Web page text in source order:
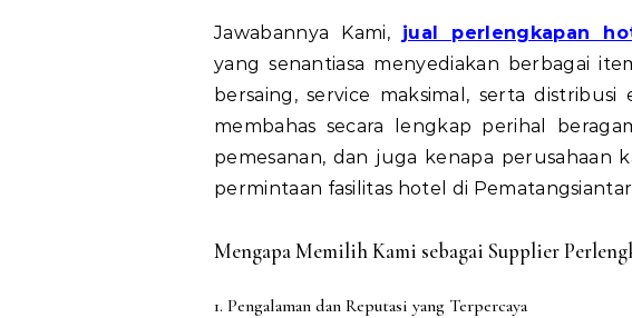
Jawabannya Kami, jual perlengkapan
yang senantiasa menyediakan berbagai
bersaing, service maksimal, serta distribusi
membahas secara lengkap perihal
pemesanan, dan juga kenapa perusahaan
permintaan fasilitas hotel di
Mengapa Memilih Kami sebagai Supplier
1. Pengalaman dan Reputasi yang Terpercaya